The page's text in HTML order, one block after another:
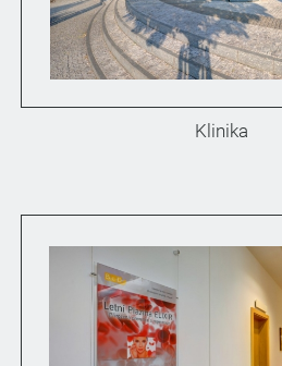
Klinika